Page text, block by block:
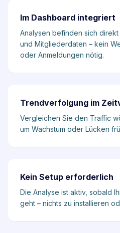
Im Dashboard integriert
Analysen befinden sich
und Mitgliederdaten – kein
oder Anmeldungen nötig.
Trendverfolgung im
Vergleichen Sie den Traffic
um Wachstum oder Lücken
Kein Setup erforderlich
Die Analyse ist aktiv, sobald
geht – nichts zu installieren